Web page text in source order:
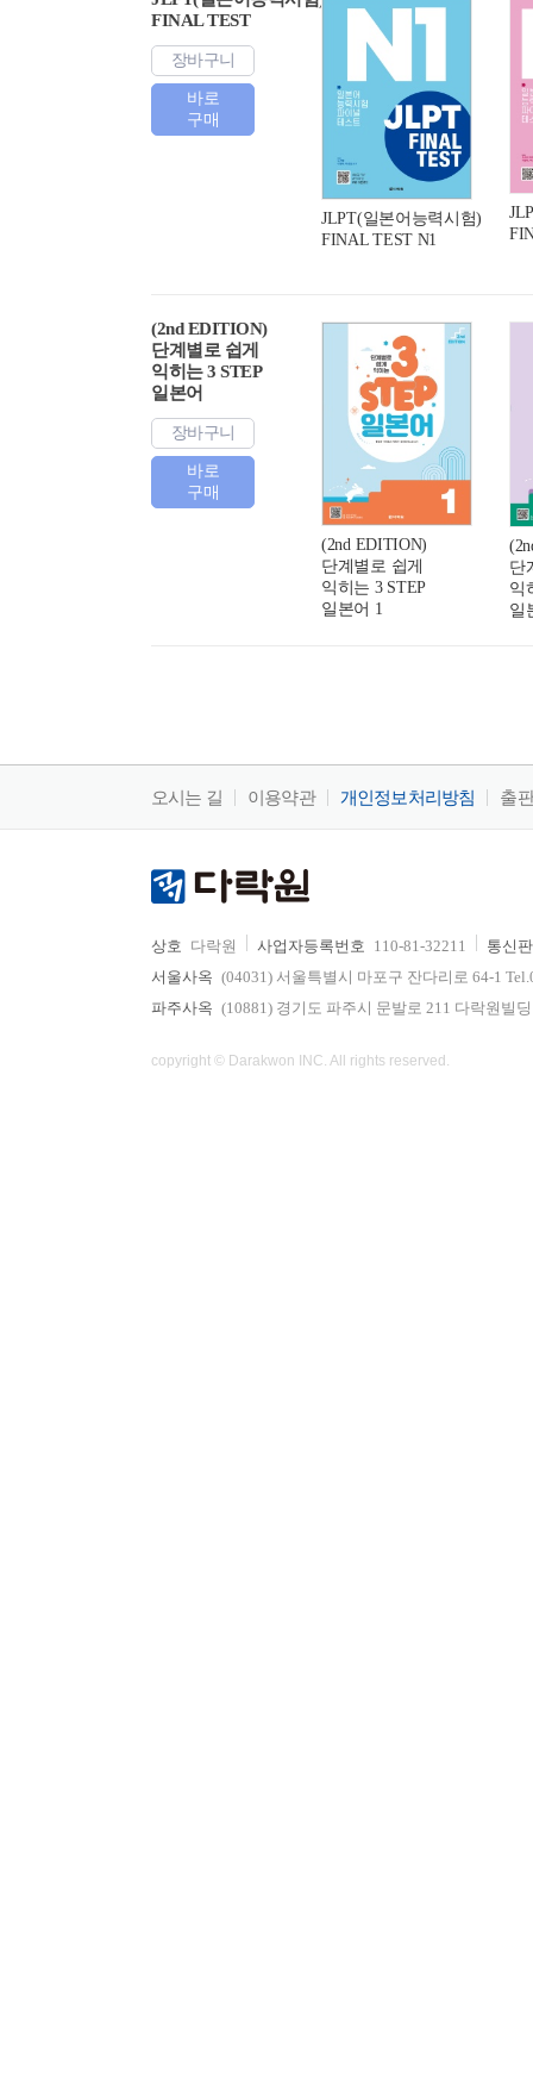
FINAL TEST
장바구니
바로
구매
JLPT(일본어능력시험)
FINAL TEST N1
(2nd EDITION)
단계별로 쉽게
익히는 3 STEP
일본어
장바구니
바로
구매
(2nd EDITION)
단계별로 쉽게
익히는 3 STEP
일본어 1
단
익
일
오시는 길 이용약관 개인정보처리방침 출
상호 다락원 사업자등록번호 110-81-32211
통신
서울사옥 (04031) 서울특별시 마포구 잔다리로 64-1
파주사옥 (10881) 경기도 파주시 문발로 211 다락원빌
copyright © Darakwon INC. All rights reserved.